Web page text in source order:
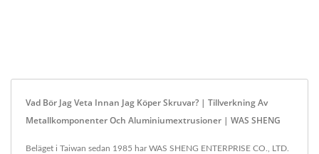
Vad Bör Jag Veta Innan Jag Köper Skruvar? | Tillverkning Av
Metallkomponenter Och Aluminiumextrusioner | WAS SHENG
Beläget i Taiwan sedan 1985 har WAS SHENG ENTERPRISE CO., LTD.